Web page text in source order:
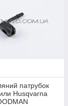
патрубок
Husqvarna